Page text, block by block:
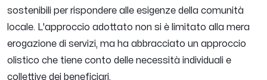
sostenibili per rispondere alle esigenze della comunità
locale. L'approccio adottato non si è limitato alla mera
erogazione di servizi, ma ha abbracciato un approccio
olistico che tiene conto delle necessità individuali e
collettive dei beneficiari.